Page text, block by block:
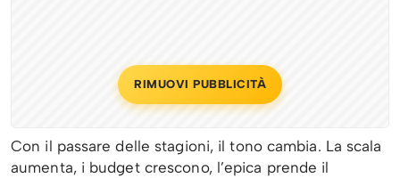
RIMUOVI PUBBLICITÀ
Con il passare delle stagioni, il tono cambia. La scala
aumenta, i budget crescono, l’epica prende il